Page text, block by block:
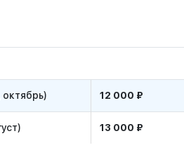
октябрь) 12 000 ₽
13 000 ₽